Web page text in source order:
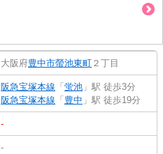
大阪府豊中市螢池東町 ２丁目
阪急宝塚本線 「 蛍池 」駅 徒歩3分
阪急宝塚本線 「 豊中 」駅 徒歩19分
-
-